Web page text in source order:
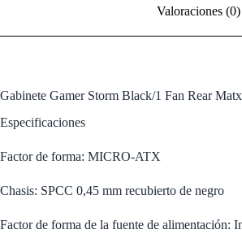
Valoraciones (0)
Gabinete Gamer Storm Black/1 Fan Rear
Especificaciones
Factor de forma: MICRO-ATX
Chasis: SPCC 0,45 mm recubierto de negro
Factor de forma de la fuente de alimentación: